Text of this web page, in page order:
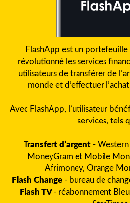
FlashApp est un
révolutionné les services
utilisateurs de transférer de
monde et d’effectuer
Avec FlashApp, l’utilisateur
services, tels
Transfert d’argent - Western
MoneyGram et Mobile
Afrimoney, Orange
Flash Change - bureau de
Flash TV- réabonnement